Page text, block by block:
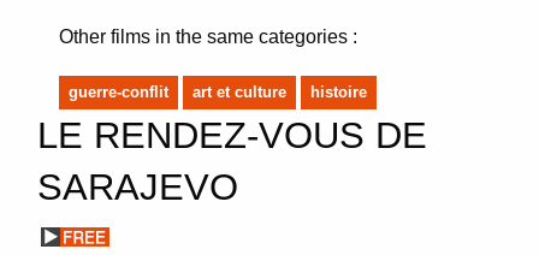
Other films in the same categories :
guerre-conflit art et culture histoire
LE RENDEZ-VOUS DE
SARAJEVO